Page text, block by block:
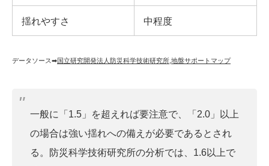
揺れやすさ 中程度
データソース➡︎国立研究開発法人防災科学技術研究所 地盤サポートマップ
一般に「1.5」を超えれば要注意で、「2.0」以上
の場合は強い揺れへの備えが必要であるとされ
る。防災科学技術研究所の分析では、1.6以上で